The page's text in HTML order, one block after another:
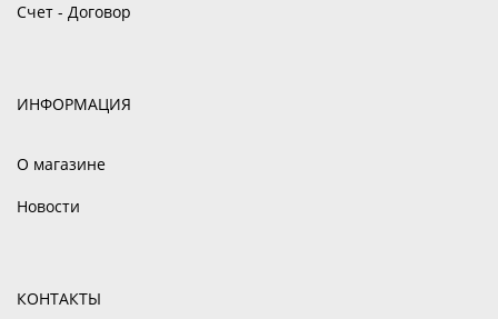
Счет - Договор
ИНФОРМАЦИЯ
О магазине
Новости
КОНТАКТЫ